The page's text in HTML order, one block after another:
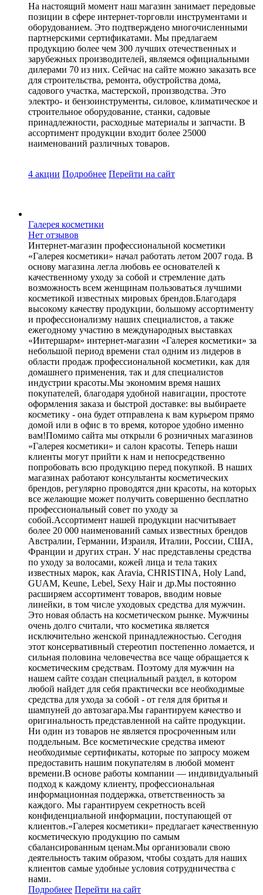
На настоящий момент наш магазин занимает передовые
позиции в сфере интернет-торговли инструментами и
оборудованием. Это подтверждено многочисленными
партнерскими сертификатами. Мы предлагаем
продукцию более чем 300 лучших отечественных и
зарубежных производителей, являемся официальными
дилерами 70 из них. Сейчас на сайте можно заказать все
для строительства, ремонта, обустройства дома,
садового участка, мастерской, производства. Это
электро- и бензоинструменты, силовое, климатическое и
строительное оборудование, станки, садовые
принадлежности, расходные материалы и запчасти. В
ассортимент продукции входит более 25000
наименований различных товаров.
4 акции Подробнее Перейти на сайт
Галерея косметики
Нет отзывов
Интернет-магазин профессиональной косметики
«Галерея косметики» начал работать летом 2007 года. В
основу магазина легла любовь ее основателей к
качественному уходу за собой и стремление дать
возможность всем женщинам пользоваться лучшими
косметикой известных мировых брендов.Благодаря
высокому качеству продукции, большому ассортименту
и профессионализму наших специалистов, а также
ежегодному участию в международных выставках
«Интершарм» интернет-магазин «Галерея косметики» за
небольшой период времени стал одним из лидеров в
области продаж профессиональной косметики, как для
домашнего применения, так и для специалистов
индустрии красоты.Мы экономим время наших
покупателей, благодаря удобной навигации, простоте
оформления заказа и быстрой доставке: вы выбираете
косметику - она будет отправлена к вам курьером прямо
домой или в офис в то время, которое удобно именно
вам!Помимо сайта мы открыли 6 розничных магазинов
«Галерея косметики» и салон красоты. Теперь наши
клиенты могут прийти к нам и непосредственно
попробовать всю продукцию перед покупкой. В наших
магазинах работают консультанты косметических
брендов, регулярно проводятся дни красоты, на которых
все желающие может получить совершенно бесплатно
профессиональный совет по уходу за
собой.Ассортимент нашей продукции насчитывает
более 20 000 наименований самых известных брендов
Австралии, Германии, Израиля, Италии, России, США,
Франции и других стран. У нас представлены средства
по уходу за волосами, кожей лица и тела таких
известных марок, как Aravia, CHRISTINA, Holy Land,
GUAM, Keune, Lebel, Sexy Hair и др.Мы постоянно
расширяем ассортимент товаров, вводим новые
линейки, в том числе уходовых средства для мужчин.
Это новая область на косметическом рынке. Мужчины
очень долго считали, что косметика является
исключительно женской принадлежностью. Сегодня
этот консервативный стереотип постепенно ломается, и
сильная половина человечества все чаще обращается к
косметическим средствам. Поэтому для мужчин на
нашем сайте создан специальный раздел, в котором
любой найдет для себя практически все необходимые
средства для ухода за собой - от геля для бритья и
шампуней до автозагара.Мы гарантируем качество и
оригинальность представленной на сайте продукции.
Ни один из товаров не является просроченным или
поддельным. Все косметические средства имеют
необходимые сертификаты, которые по запросу можем
предоставить нашим покупателям в любой момент
времени.В основе работы компании — индивидуальный
подход к каждому клиенту, профессиональная
информационная поддержка, ответственность за
каждого. Мы гарантируем секретность всей
конфиденциальной информации, поступающей от
клиентов.«Галерея косметики» предлагает качественную
косметическую продукцию по самым
сбалансированным ценам.Мы организовали свою
деятельность таким образом, чтобы создать для наших
клиентов самые удобные условия сотрудничества с
нами.
Подробнее Перейти на сайт